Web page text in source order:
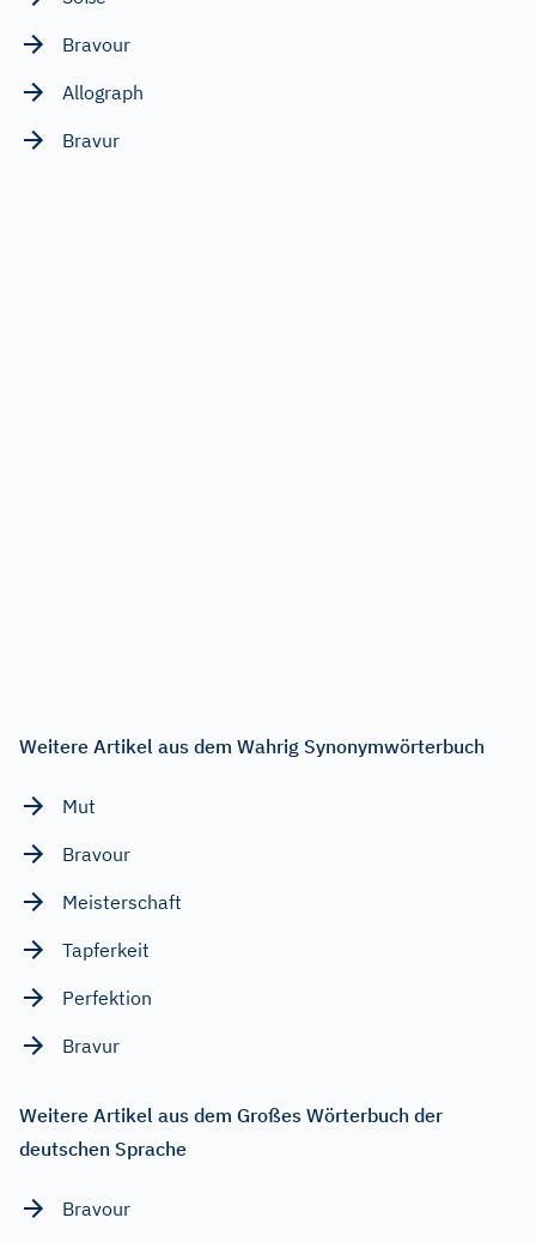
Bravour
Allograph
Bravur
Weitere Artikel aus dem Wahrig Synonymwörterbuch
Mut
Bravour
Meisterschaft
Tapferkeit
Perfektion
Bravur
Weitere Artikel aus dem Großes Wörterbuch der
deutschen Sprache
Bravour